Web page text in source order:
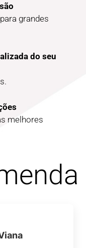
grandes
do seu
melhores